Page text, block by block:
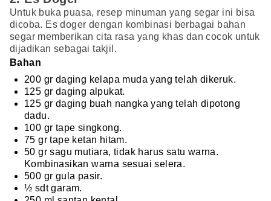
Untuk buka puasa, resep minuman yang segar ini bisa
dicoba. Es doger dengan kombinasi berbagai bahan
segar memberikan cita rasa yang khas dan cocok untuk
dijadikan sebagai takjil.
Bahan
200 gr daging kelapa muda yang telah dikeruk.
125 gr daging alpukat.
125 gr daging buah nangka yang telah dipotong
dadu.
100 gr tape singkong.
75 gr tape ketan hitam.
50 gr sagu mutiara, tidak harus satu warna.
Kombinasikan warna sesuai selera.
500 gr gula pasir.
½ sdt garam.